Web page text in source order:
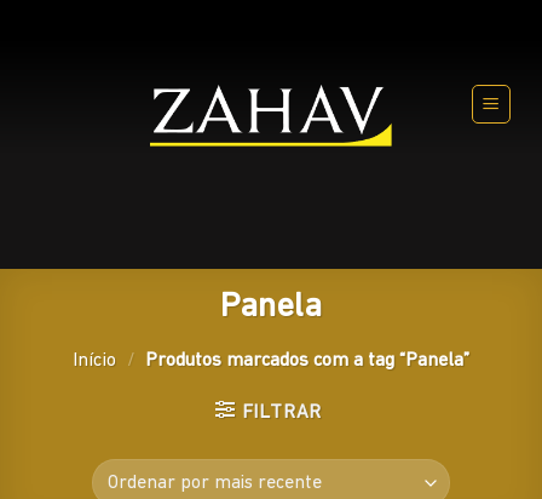
Panela
Início / Produtos marcados com a tag “Panela”
FILTRAR